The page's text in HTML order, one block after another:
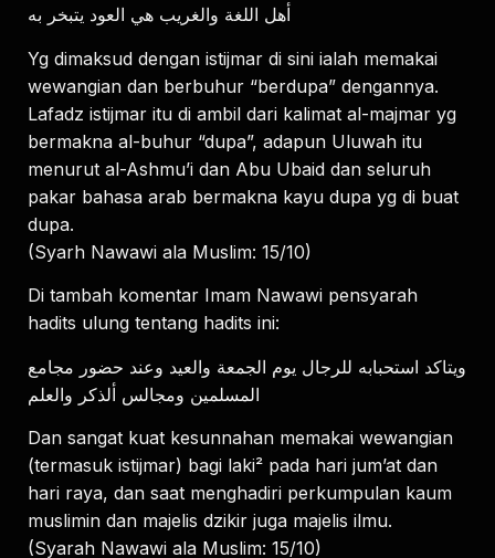
ﺃﻫﻞ ﺍﻟﻠﻐﺔ ﻭﺍﻟﻐﺮﻳﺐ ﻫﻲ ﺍﻟﻌﻮﺩ ﻳﺘﺒﺨﺮ ﺑﻪ
Yg dimaksud dengan istijmar di sini ialah memakai
wewangian dan berbuhur “berdupa” dengannya.
Lafadz istijmar itu di ambil dari kalimat al-majmar yg
bermakna al-buhur “dupa”, adapun Uluwah itu
menurut al-Ashmu’i dan Abu Ubaid dan seluruh
pakar bahasa arab bermakna kayu dupa yg di buat
dupa.
(Syarh Nawawi ala Muslim: 15/10)
Di tambah komentar Imam Nawawi pensyarah
hadits ulung tentang hadits ini:
ﻭﻳﺘﺎﻛﺪ ﺍﺳﺘﺤﺒﺎﺑﻪ ﻟﻠﺮﺟﺎﻝ ﻳﻮﻡ ﺍﻟﺠﻤﻌﺔ ﻭﺍﻟﻌﻴﺪ ﻭﻋﻨﺪ ﺣﻀﻮﺭ ﻣﺠﺎﻣﻊ
ﺍﻟﻤﺴﻠﻤﻴﻦ ﻭﻣﺠﺎﻟﺲ ﺃﻟﺬﻛﺮ ﻭﺍﻟﻌﻠﻢ
Dan sangat kuat kesunnahan memakai wewangian
(termasuk istijmar) bagi laki² pada hari jum’at dan
hari raya, dan saat menghadiri perkumpulan kaum
muslimin dan majelis dzikir juga majelis ilmu.
(Syarah Nawawi ala Muslim: 15/10)